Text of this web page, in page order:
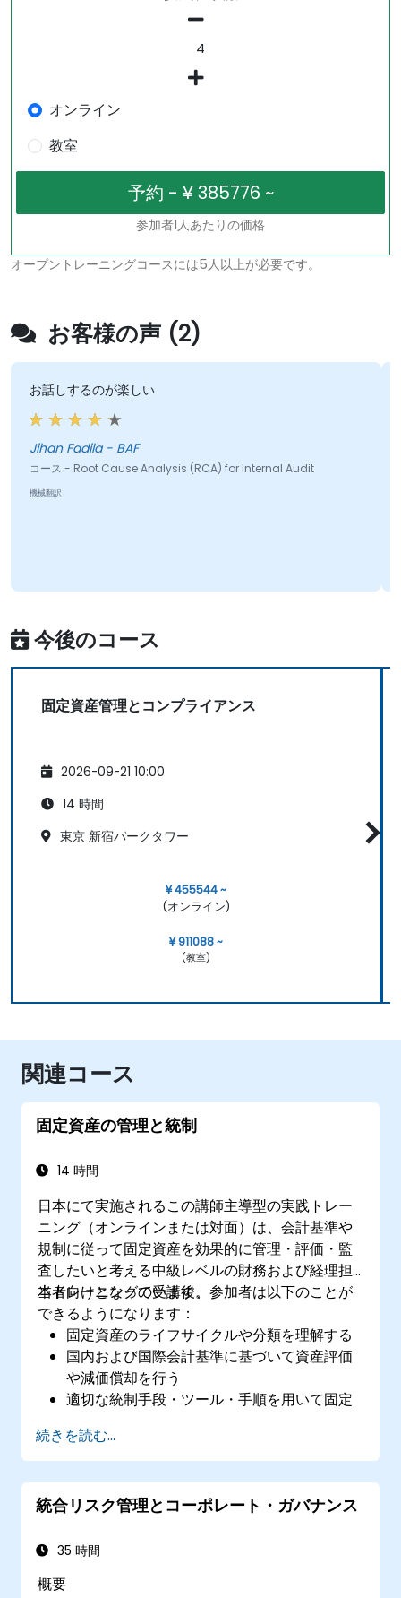
オンライン
教室
参加者1人あたりの価格
オープントレーニングコースには5人以上が必要です。
お客様の声 (2)
お話しするのが楽しい
Jihan Fadila - BAF
コース - Root Cause Analysis (RCA) for Internal Audit
機械翻訳
今後のコース
固定資産管理とコンプライアンス
2026-09-21 10:00
14 時間
東京 新宿パークタワー
¥ 455544 ~
(オンライン)
¥ 911088 ~
(教室)
関連コース
固定資産の管理と統制
14 時間
日本にて実施されるこの講師主導型の実践トレー
ニング（オンラインまたは対面）は、会計基準や
規制に従って固定資産を効果的に管理・評価・監
査したいと考える中級レベルの財務および経理担
当者向けとなっています。
本トレーニングの受講後、参加者は以下のことが
できるようになります：
固定資産のライフサイクルや分類を理解する
国内および国際会計基準に基づいて資産評価
や減価償却を行う
適切な統制手段・ツール・手順を用いて固定
資産管理および報告に関連する法規制や税制
要件を遵守する
続きを読む...
統合リスク管理とコーポレート・ガバナンス
35 時間
概要